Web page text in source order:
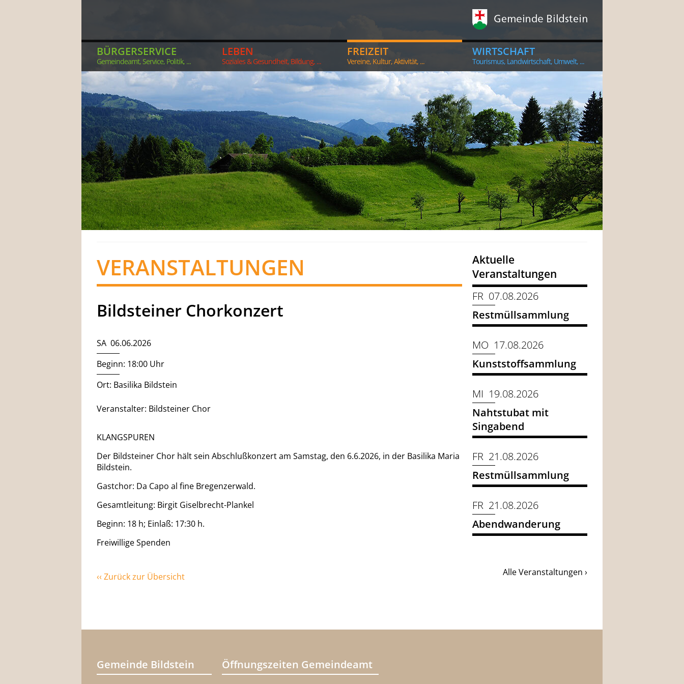
BÜRGERSERVICE
Gemeindeamt, Service, Politik, ...
LEBEN
Soziales & Gesundheit, Bildung, ...
FREIZEIT
Vereine, Kultur, Aktivität, ...
WIRTSCHAFT
Tourismus, Landwirtschaft, Umwelt, ...
VERANSTALTUNGEN
Bildsteiner Chorkonzert
SA 06.06.2026
Beginn: 18:00 Uhr
Ort: Basilika Bildstein
Veranstalter: Bildsteiner Chor
KLANGSPUREN
Der Bildsteiner Chor hält sein Abschlußkonzert am Samstag, den 6.6.2026, in der Basilika Maria
Bildstein.
Gastchor: Da Capo al fine Bregenzerwald.
Gesamtleitung: Birgit Giselbrecht-Plankel
Beginn: 18 h; Einlaß: 17:30 h.
Freiwillige Spenden
‹‹ Zurück zur Übersicht
Aktuelle
Veranstaltungen
FR 07.08.2026
Restmüllsammlung
MO 17.08.2026
Kunststoffsammlung
MI 19.08.2026
Nahtstubat mit
Singabend
FR 21.08.2026
Restmüllsammlung
FR 21.08.2026
Abendwanderung
Alle Veranstaltungen ›
Gemeinde Bildstein Öffnungszeiten Gemeindeamt